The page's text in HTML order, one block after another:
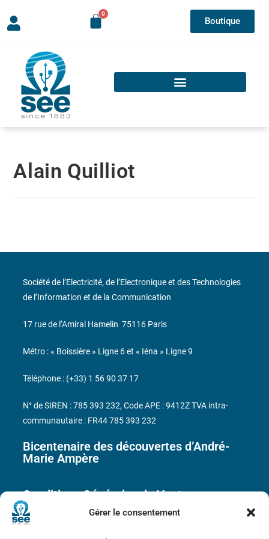
Gérer le consentement
Boutique
Alain Quilliot
Bicentenaire des découvertes d’André-
Marie Ampère
Conditions Générales de Vente
Société de l’Electricité, de l’Electronique et des Technologies
de l’Information et de la Communication
17 rue de l’Amiral Hamelin 75116 Paris
Métro : « Boissière » Ligne 6 et « Iéna » Ligne 9
Téléphone : (+33) 1 56 90 37 17
N° de SIREN : 785 393 232, Code APE : 9412Z TVA intra-
communautaire : FR44 785 393 232